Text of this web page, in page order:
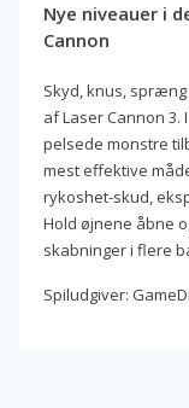
Nye niveauer i
Cannon
Skyd, knus,
af Laser Cannon 3.
pelsede monstre
mest effektive
rykoshet-skud,
Hold øjnene åbne
skabninger i flere
Spiludgiver: